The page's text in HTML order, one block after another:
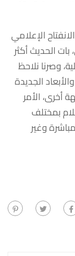
الإعلامي
الحديث أكثر
وصرنا نلاحظ
الجديدة
أخرى، الأمر
بمختلف
وغير